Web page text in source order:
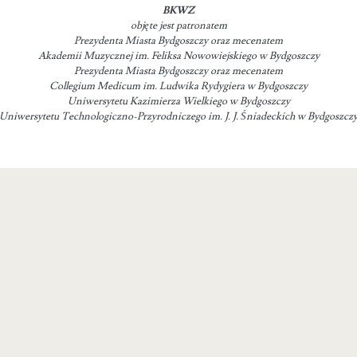
BKWZ
objęte jest patronatem
Prezydenta Miasta Bydgoszczy oraz mecenatem
Akademii Muzycznej im. Feliksa Nowowiejskiego w Bydgoszczy
Prezydenta Miasta Bydgoszczy oraz mecenatem
Collegium Medicum im. Ludwika Rydygiera w Bydgoszczy
Uniwersytetu Kazimierza Wielkiego w Bydgoszczy
Uniwersytetu Technologiczno-Przyrodniczego im. J. J. Śniadeckich w Bydgoszczy